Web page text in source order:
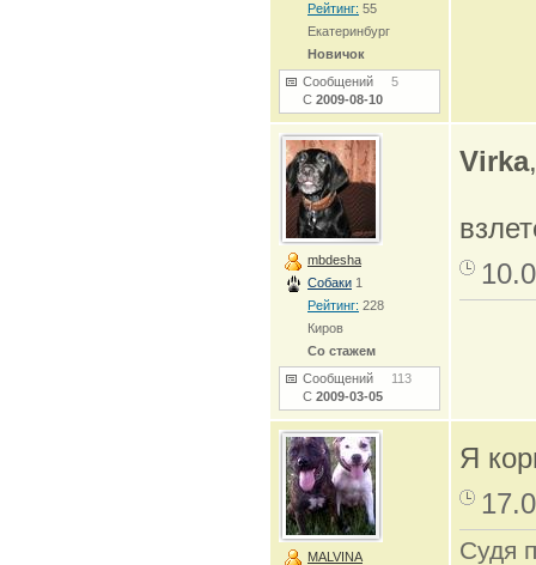
Рейтинг: 55
Екатеринбург
Новичок
Сообщений 5
С 2009-08-10
mbdesha
Собаки 1
Рейтинг: 228
Киров
Со стажем
Сообщений 113
С 2009-03-05
Virka
MALVINA
Я
Судя